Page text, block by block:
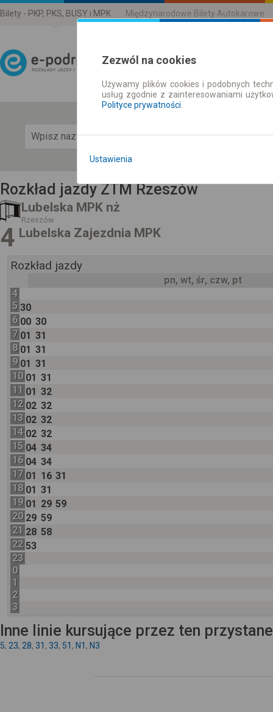
Bilety - PKP, PKS, BUSY i MPK Międzynarodowe Bilety Autokarowe
Rozkład Jazdy | Bilety
Rozkład jazdy ZTM Rzeszów
Lubelska MPK nż
Rzeszów
4 Lubelska Zajezdnia MPK
Rozkład jazdy
pn, wt, śr, czw, pt
4
5 30
6 00 30
7 01 31
8 01 31
9 01 31
10 01 31
11 01 32
12 02 32
13 02 32
14 02 32
15 04 34
16 04 34
17 01 16 31
18 01 31
19 01 29 59
20 29 59
21 28 58
22 53
23
0
1
2
3
Inne linie kursujące przez ten
5, 23, 28, 31 , 33, 51 , N1 , N3
Zezwól na cookies
Używamy plików cookies i podobnych
usług zgodnie z zainteresowaniami
Polityce prywatności
Ustawienia